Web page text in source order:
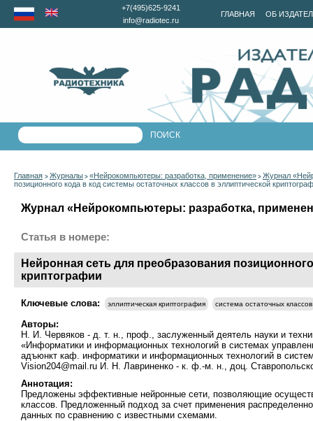
ГЛАВНАЯ ОБ
+7(495)625-9241
info@radiotec.ru
Главная > Журналы > «Нейрокомпьютеры: разработка, применение» > Журнал
позиционного кода в код системы остаточных классов в эллиптической
Журнал «Нейрокомпьютеры: разработка,
Статья в номере:
Нейронная сеть для преобразования
криптографии
Ключевые слова: эллиптическая криптография система остаточных классов
Авторы:
Н. И. Червяков - д. т. н., проф., заслуженный деятель науки и
«Информатики и информационных технологий в системах
адъюнкт каф. информатики и информационных технологий в
Vision204@mail.ru И. Н. Лавриненко - к. ф.-м. н., доц.
Аннотация:
Предложены эффективные нейронные сети, позволяющие
классов. Предложенный подход за счет применения
данных по сравнению с известными схемами.